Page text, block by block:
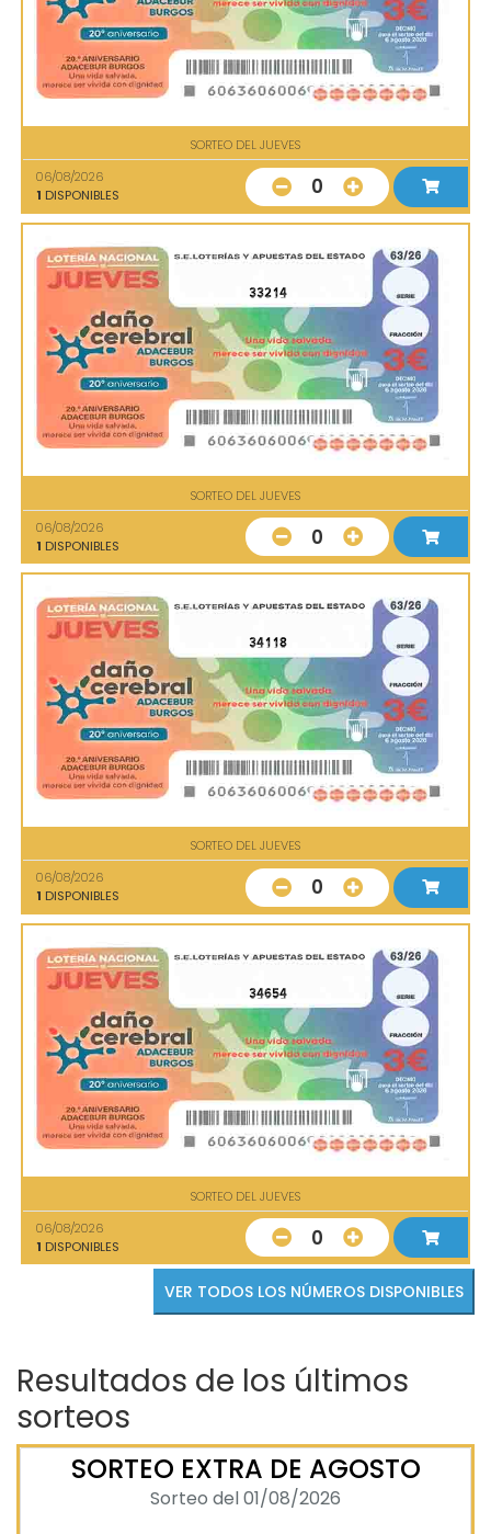
SORTEO DEL JUEVES
06/08/2026
1 DISPONIBLES 0
33214
SORTEO DEL JUEVES
06/08/2026
1 DISPONIBLES 0
34118
SORTEO DEL JUEVES
06/08/2026
1 DISPONIBLES 0
34654
SORTEO DEL JUEVES
06/08/2026
1 DISPONIBLES 0
VER TODOS LOS NÚMEROS DISPONIBLES
Resultados de los últimos
sorteos
SORTEO EXTRA DE AGOSTO
Sorteo del 01/08/2026